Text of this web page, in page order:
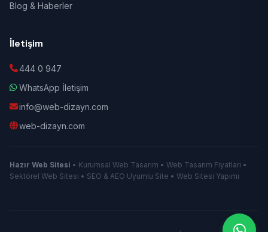
Blog & Haberler
İletişim
444 0 947
WhatsApp İletişim
info@web-dizayn.com
web-dizayn.com
Hazır Web Sitesi • Kurumsal Web Tasarım • Web Tasarım Fiyatları •
Sektörel Web Sitesi • SEO & AEO Uyumlu Site • Web Sitesi Yapımı